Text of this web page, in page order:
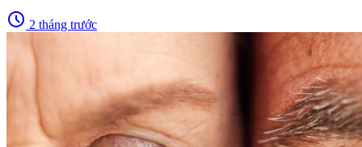
schedule 2 tháng trước